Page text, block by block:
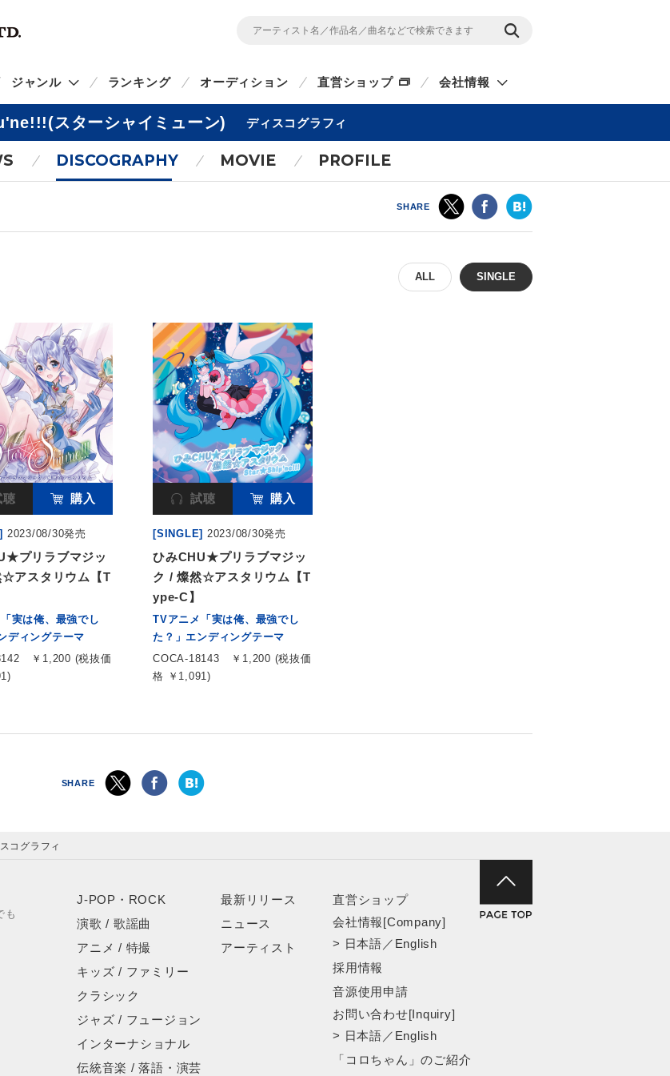
ジャンル ランキング オーディション 直営ショップ 会社情報
スターシャイミューン) ディスコグラフィ
DISCOGRAPHY MOVIE PROFILE
SHARE
ALL SINGLE
聴 購入
2023/08/30発売
プリラブマジッ
☆アスタリウム【T
実は俺、最強でし
ディングテーマ
￥1,200 (税抜価
試聴 購入
[SINGLE] 2023/08/30発売
ひみCHU★プリラブマジッ
ク / 燦然☆アスタリウム【T
ype-C】
TVアニメ「実は俺、最強でし
た？」エンディングテーマ
COCA-18143
￥1,200 (税抜価
格 ￥1,091)
SHARE
コグラフィ
も
J-POP・ROCK
演歌 / 歌謡曲
アニメ / 特撮
キッズ / ファミリー
クラシック
ジャズ / フュージョン
インターナショナル
伝統音楽 / 落語・演芸
最新リリース
ニュース
アーティスト
直営ショップ
会社情報[Company]
> 日本語 ／ English
採用情報
音源使用申請
お問い合わせ[Inquiry]
> 日本語 ／ English
「コロちゃん」のご紹介